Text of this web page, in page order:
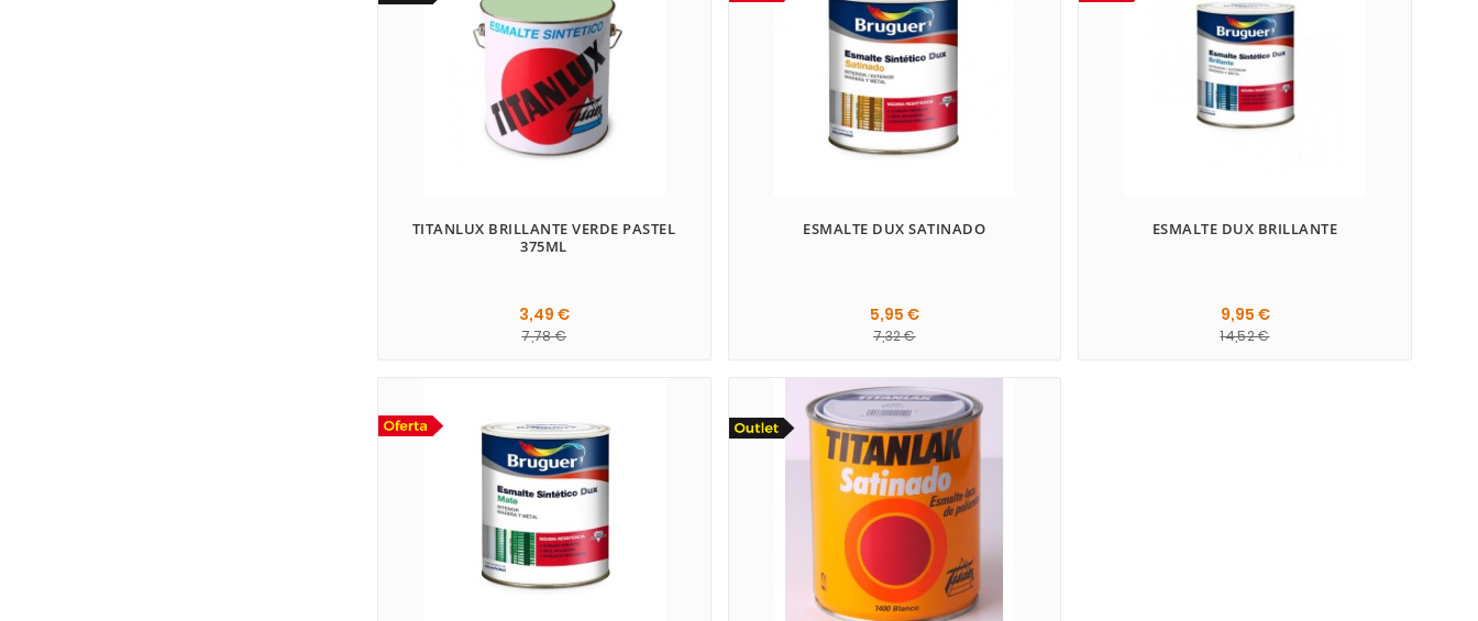
TITANLUX BRILLANTE VERDE PASTEL
375ML
3,49 €
7,78 €
ESMALTE DUX SATINADO
5,95 €
7,32 €
ESMALTE DUX BRILLANTE
9,95 €
14,52 €